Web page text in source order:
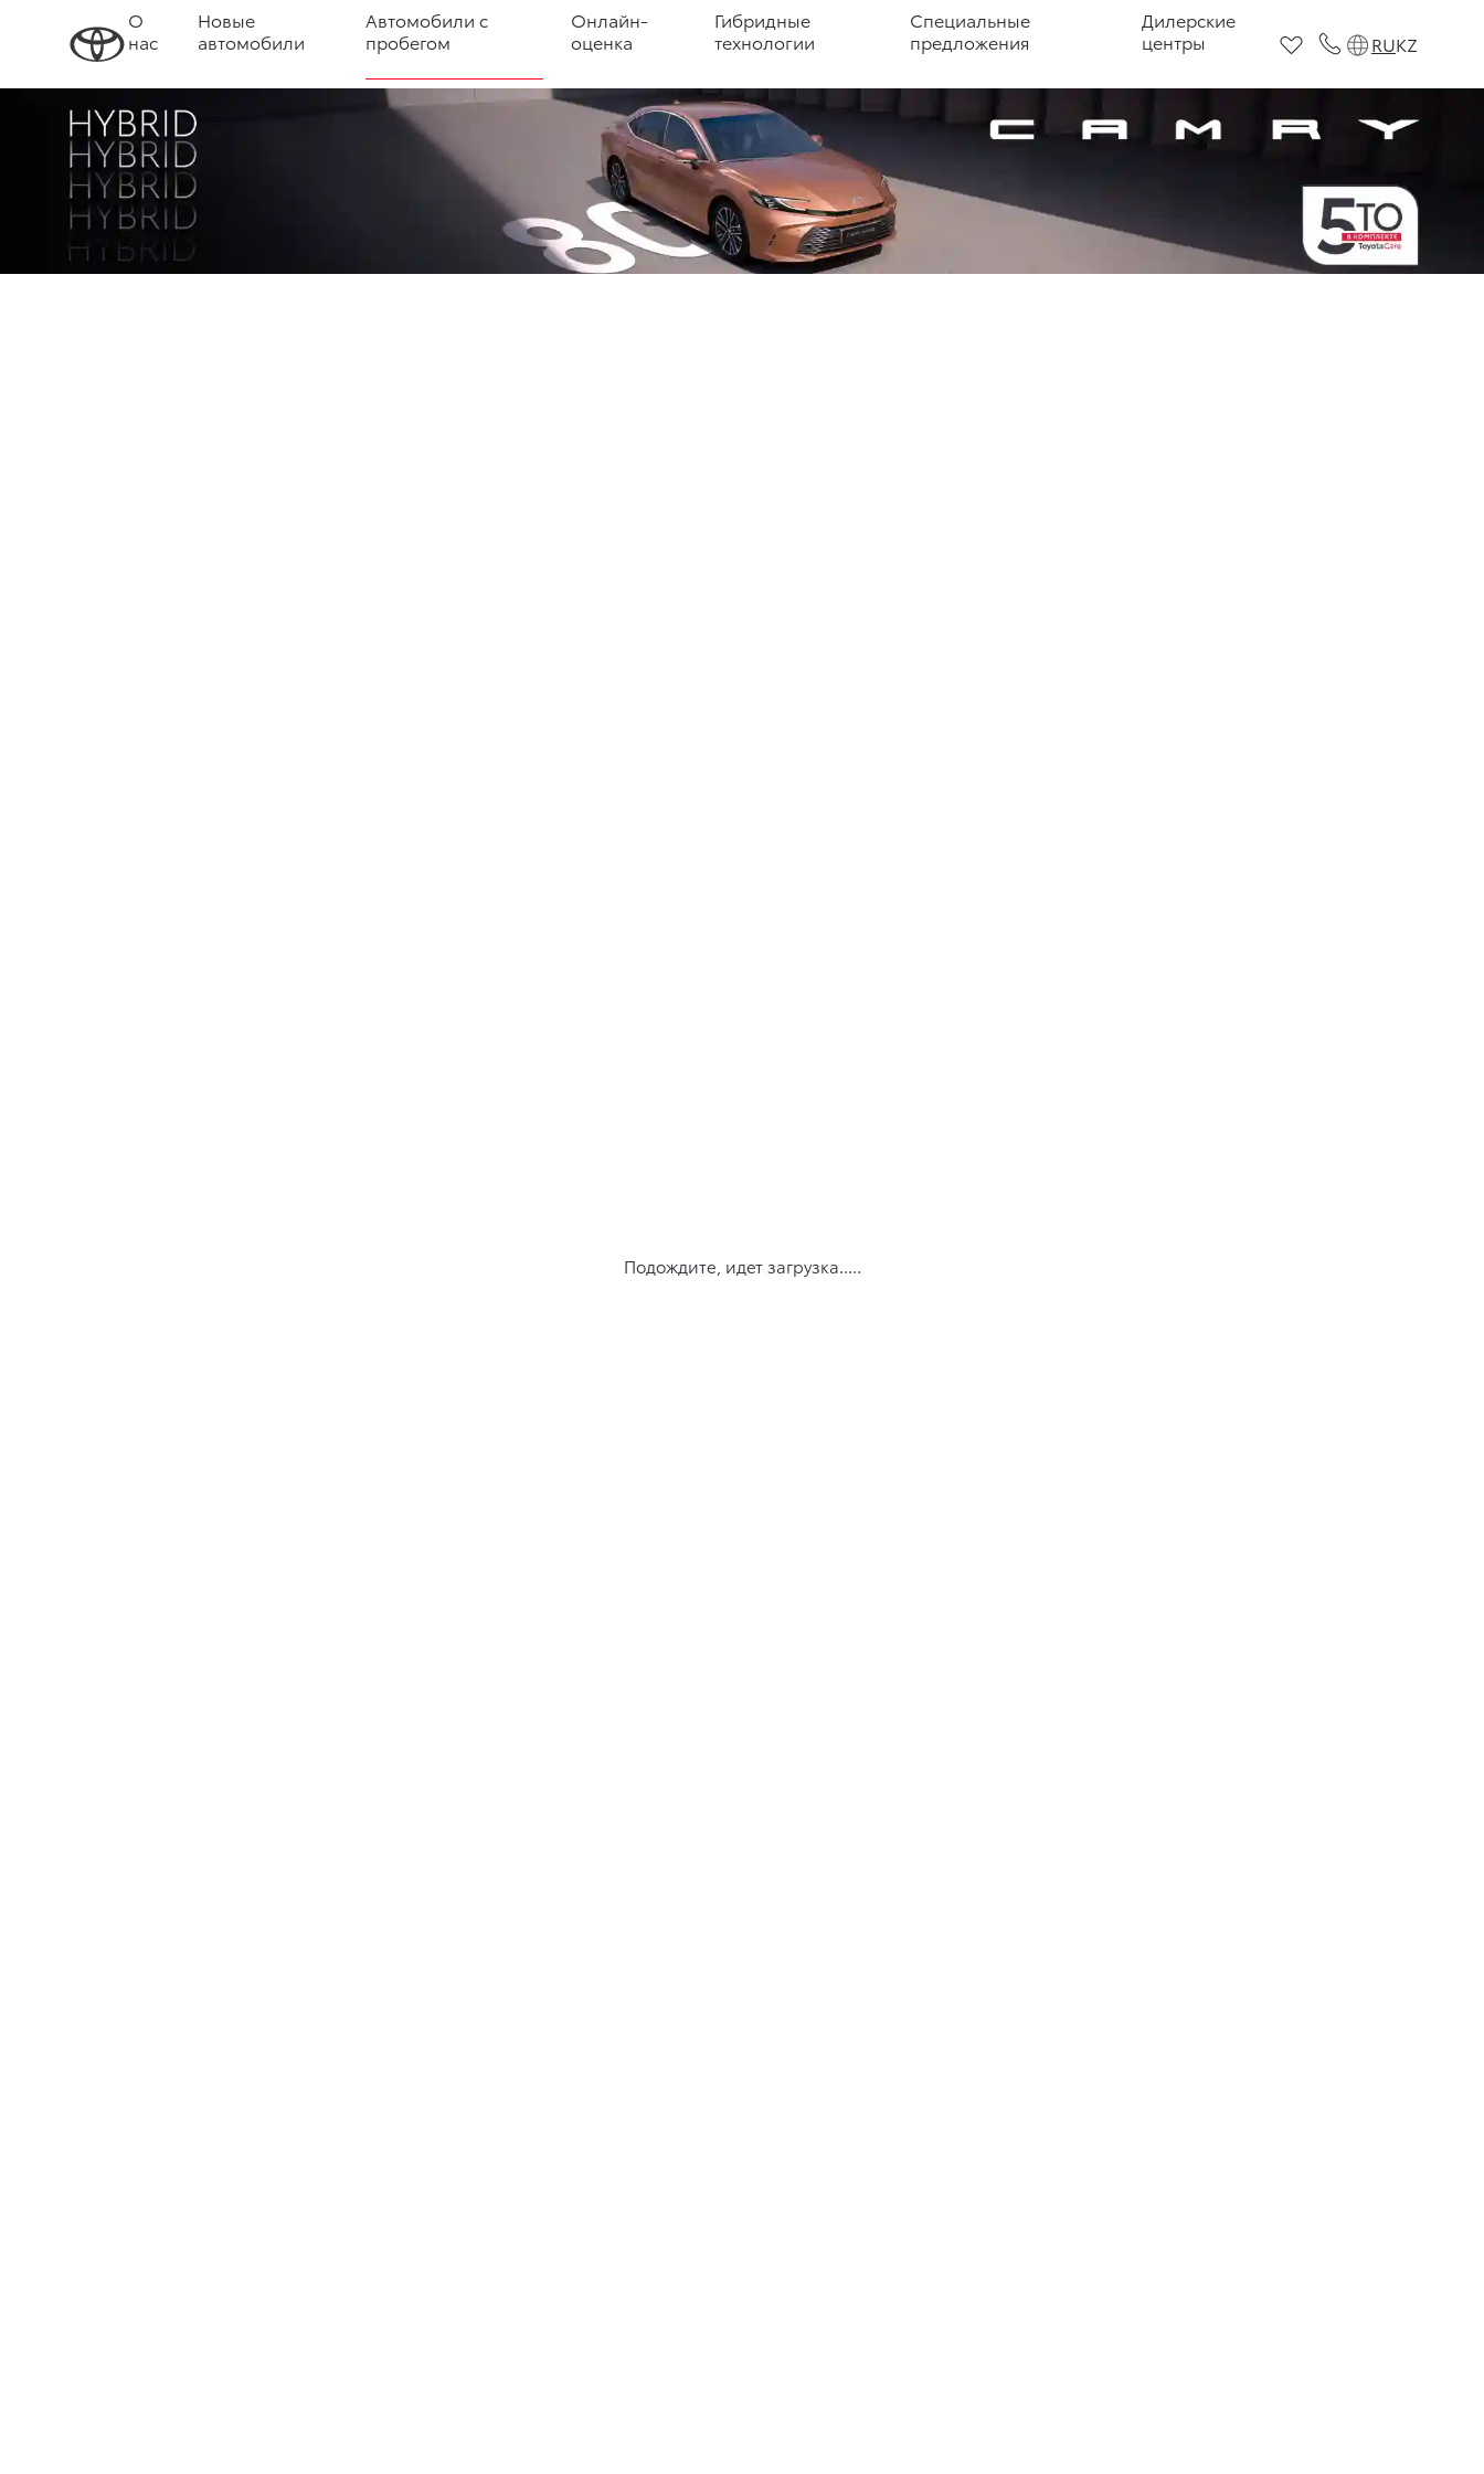
О
нас
Новые
автомобили
Автомобили с
пробегом
Онлайн-
оценка
Гибридные
технологии
Специальные
предложения
Дилерские
центры
RUKZ
Подождите, идет загрузка.....